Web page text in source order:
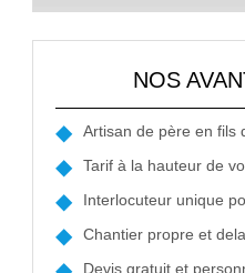
NOS
Artisan de père en fils
Tarif à la hauteur de
Interlocuteur unique
Chantier propre et
Devis gratuit et